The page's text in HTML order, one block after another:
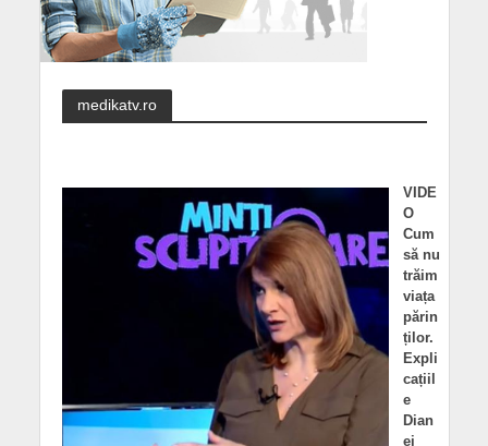
medikatv.ro
VIDE
O
Cum
să nu
trăim
viața
părin
ților.
Expli
cațiil
e
Dian
ei